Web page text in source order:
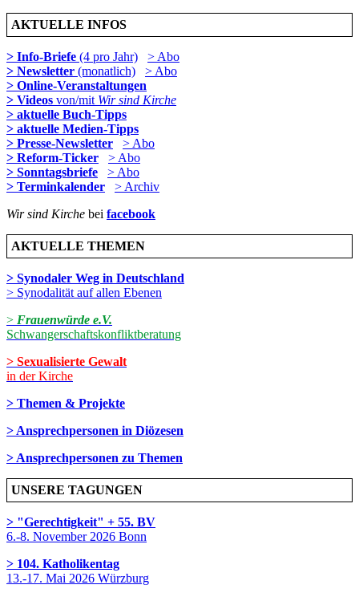
AKTUELLE INFOS
> Info-Briefe (4 pro Jahr)
> Abo
> Newsletter (monatlich)
> Abo
> Online-Veranstaltungen
> Videos von/mit Wir sind Kirche
> aktuelle Buch-Tipps
> aktuelle Medien-Tipps
> Presse-Newsletter
> Abo
> Reform-Ticker
> Abo
> Sonntagsbriefe
> Abo
> Terminkalender
> Archiv
Wir sind Kirche bei facebook
AKTUELLE THEMEN
> Synodaler Weg in Deutschland
> Synodalität auf allen Ebenen
> Frauenwürde e.V.
Schwangerschaftskonfliktberatung
> Sexualisierte Gewalt
in der Kirche
> Themen & Projekte
> Ansprechpersonen in Diözesen
> Ansprechpersonen zu Themen
UNSERE TAGUNGEN
> "Gerechtigkeit" + 55. BV
6.-8. November 2026 Bonn
> 104. Katholikentag
13.-17. Mai 2026 Würzburg